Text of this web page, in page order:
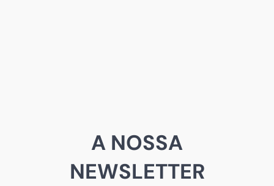
A NOSSA
NEWSLETTER